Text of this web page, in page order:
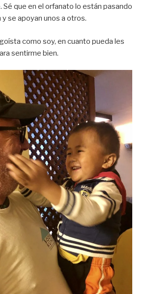
que en el orfanato lo están pasando
se apoyan unos a otros.
como soy, en cuanto pueda les
sentirme bien.